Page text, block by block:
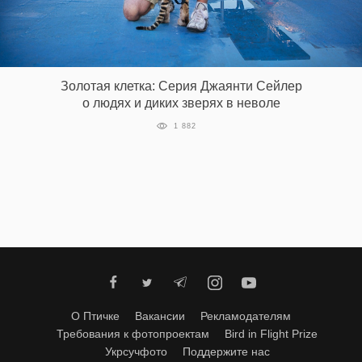
Золотая клетка: Серия Джаянти Сейлер
о людях и диких зверях в неволе
1 882
О Птичке Вакансии
Рекламодателям
Требования к фотопроектам
Bird in Flight Prize
Укрсучфото
Поддержите нас